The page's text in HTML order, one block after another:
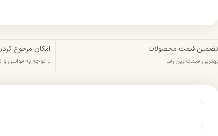
تضمین قیمت محصولات
بهترین قیمت بین رقبا
امکان مرجوع
با توجه به قوانین